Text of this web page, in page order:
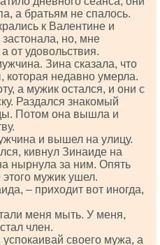
а братьям не спалось.
к Валентине и
но, мне
от удовольствия.
Зина сказала, что
недавно умерла.
а мужик остался, и они с
Раздался знакомый
Потом она вышла и
и вышел на улицу.
кивнул Зинаиде на
нырнула за ним. Опять
этого мужик ушел.
– приходит вот иногда,
меня мыть. У меня,
член.
своего мужа, а